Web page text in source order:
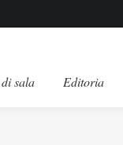
sala Editoria